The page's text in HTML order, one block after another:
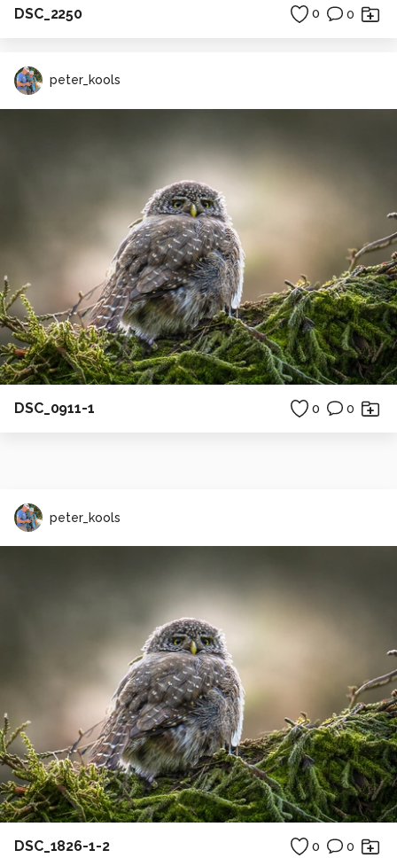
DSC_2250 0 0
peter_kools
DSC_0911-1 0 0
peter_kools
DSC_1826-1-2 0 0